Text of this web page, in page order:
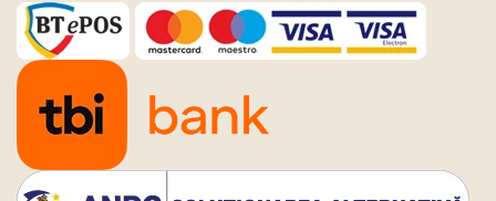
,Chiuvete si baterii
Baterii bucatarie
Chiuvete bucatarie
Cuptoare cu microunde
incorporabile
Cuptoare incorporabile